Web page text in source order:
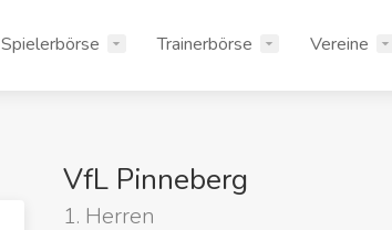
Spielerbörse Trainerbörse Vereine
VfL Pinneberg
1. Herren